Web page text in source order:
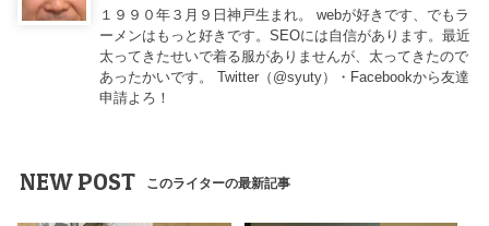
１９９０年３月９日神戸生まれ。 webが好きです、でもラ
ーメンはもっと好きです。SEOには自信があります。最近
太ってきたせいで着る服がありませんが、太ってきたので
あったかいです。 Twitter（ @syuty）・Facebookから友達
申請よろ！
NEW POST このライターの最新記事